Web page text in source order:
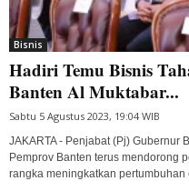
Bisnis
Hadiri Temu Bisnis
Banten Al Muktabar...
Sabtu 5 Agustus 2023, 19:04 WIB
JAKARTA - Penjabat (Pj) Gubernur
Pemprov Banten terus mendorong
rangka meningkatkan pertumbuhan